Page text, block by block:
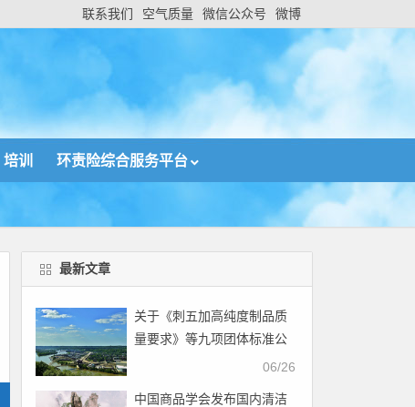
联系我们 空气质量 微信公众号 微博
培训 环责险综合服务平台
最新文章
关于《刺五加高纯度制品质
量要求》等九项团体标准公
06/26
中国商品学会发布国内清洁